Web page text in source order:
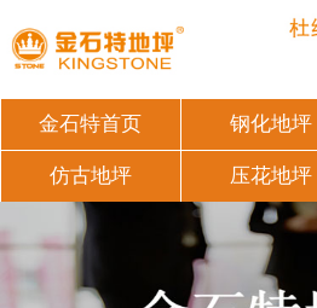
金石特首页 钢化地坪
仿古地坪 压花地坪